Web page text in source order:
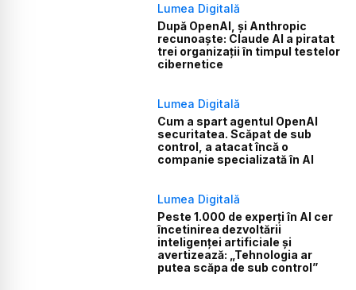
Lumea Digitală
După OpenAI, și Anthropic
recunoaște: Claude AI a piratat
trei organizații în timpul testelor
cibernetice
Lumea Digitală
Cum a spart agentul OpenAI
securitatea. Scăpat de sub
control, a atacat încă o
companie specializată în AI
Lumea Digitală
Peste 1.000 de experți în AI cer
încetinirea dezvoltării
inteligenței artificiale și
avertizează: „Tehnologia ar
putea scăpa de sub control”